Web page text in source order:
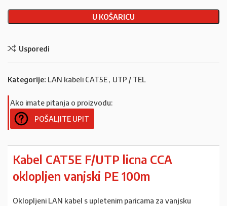
U KOŠARICU
Usporedi
Kategorije: LAN kabeli CAT5E, UTP / TEL
Ako imate pitanja o proizvodu:
POŠALJITE UPIT
Kabel CAT5E F/UTP licna CCA
oklopljen vanjski PE 100m
Oklopljeni LAN kabel s upletenim paricama za vanjsku